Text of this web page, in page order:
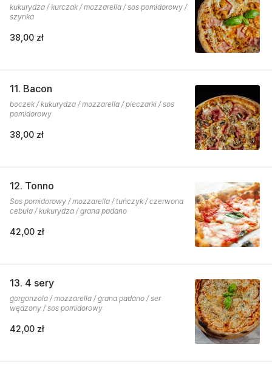
kukurydza / kurczak / mozzarella / sos pomidorowy /
szynka
38,00 zł
11. Bacon
boczek / kukurydza / mozzarella / pieczarki / sos
pomidorowy
38,00 zł
12. Tonno
Sos pomidorowy / mozzarella / tuńczyk / czerwona
cebula / kukurydza / grana padano
42,00 zł
13. 4 sery
gorgonzola / mozzarella / grana padano / ser
wędzony / sos pomidorowy
42,00 zł